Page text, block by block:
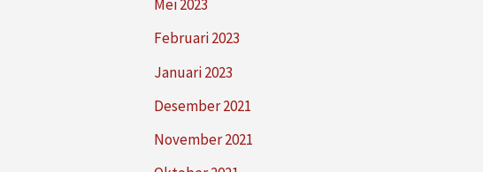
Mei 2023
Februari 2023
Januari 2023
Desember 2021
November 2021